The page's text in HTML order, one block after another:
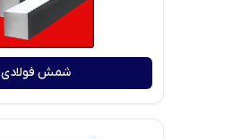
شمش فولادی